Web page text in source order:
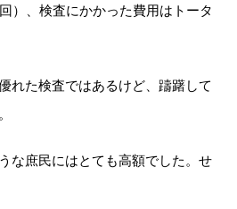
）、検査にかかった費用はトータ
れた検査ではあるけど、躊躇して
な庶民にはとても高額でした。せ